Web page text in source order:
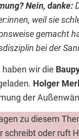
Nein, danke:
weil sie
gemacht
bei der
wir die
Holger
der
zu diesem
schreibt oder ruft